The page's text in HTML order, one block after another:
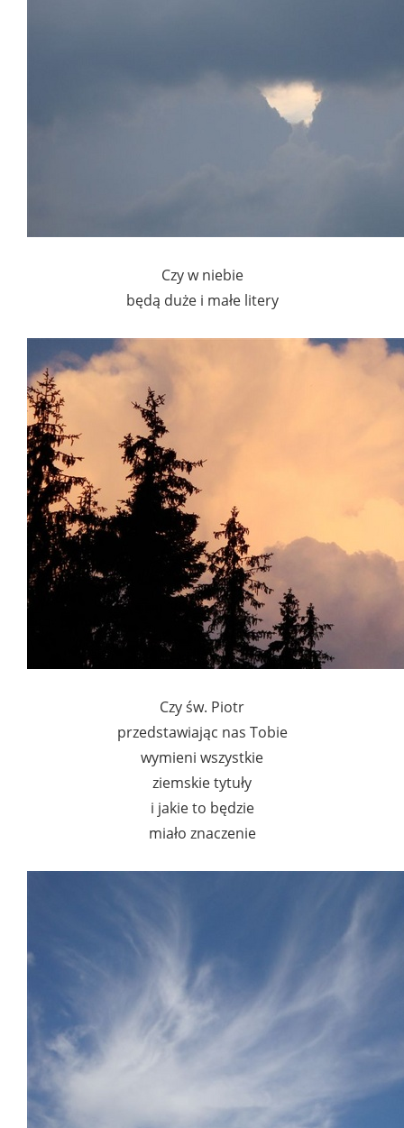
Czy w niebie
będą duże i małe litery
Czy św. Piotr
przedstawiając nas Tobie
wymieni wszystkie
ziemskie tytuły
i jakie to będzie
miało znaczenie